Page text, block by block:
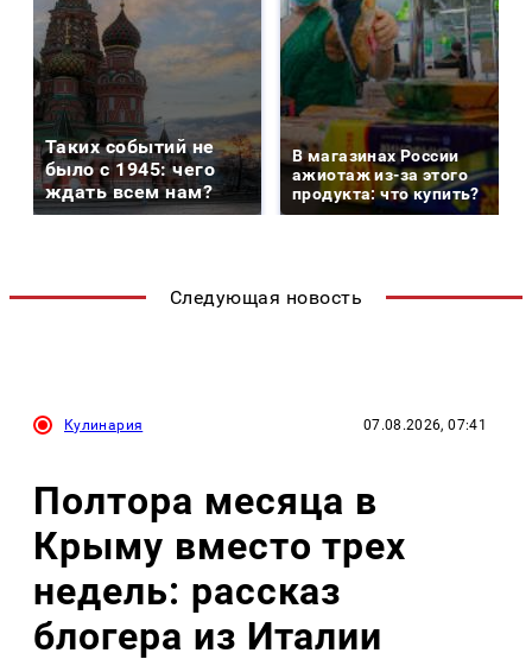
Таких событий не
было с 1945: чего
ждать всем нам?
В магазинах России
ажиотаж из-за этого
продукта: что купить?
Следующая новость
Кулинария 07.08.2026, 07:41
Полтора месяца в
Крыму вместо трех
недель: рассказ
блогера из Италии